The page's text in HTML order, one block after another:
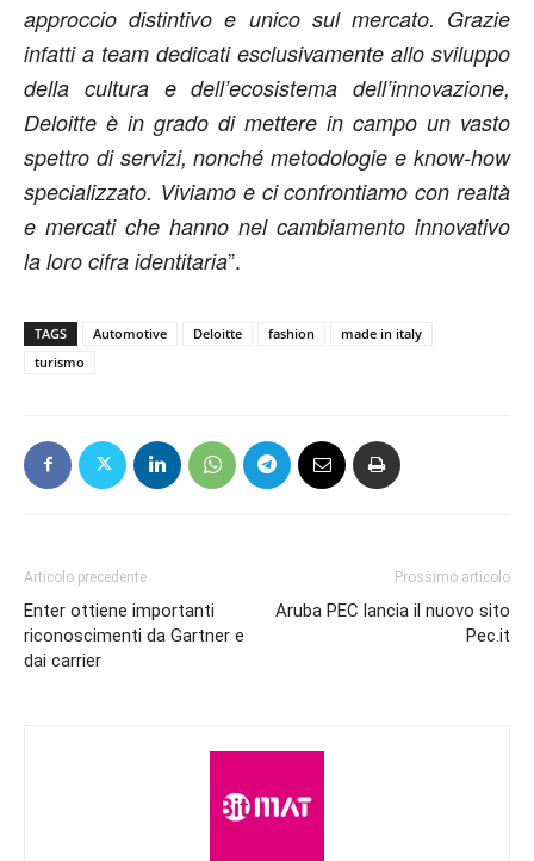
approccio distintivo e unico sul mercato. Grazie
infatti a team dedicati esclusivamente allo sviluppo
della cultura e dell’ecosistema dell’innovazione,
Deloitte è in grado di mettere in campo un vasto
spettro di servizi, nonché metodologie e know-how
specializzato. Viviamo e ci confrontiamo con realtà
e mercati che hanno nel cambiamento innovativo
la loro cifra identitaria”.
TAGS Automotive Deloitte fashion
made in italy
turismo
Articolo precedente
Enter ottiene importanti
riconoscimenti da Gartner e
dai carrier
Prossimo articolo
Aruba PEC lancia il nuovo sito
Pec.it